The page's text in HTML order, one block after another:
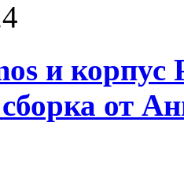
и корпус
от